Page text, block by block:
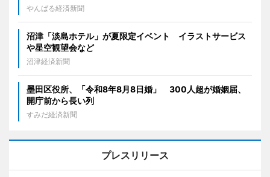
やんばる経済新聞
沼津「淡島ホテル」が夏限定イベント イラストサービス
や星空観望会など
沼津経済新聞
墨田区役所、「令和8年8月8日婚」 300人超が婚姻届、
開庁前から長い列
すみだ経済新聞
プレスリリース